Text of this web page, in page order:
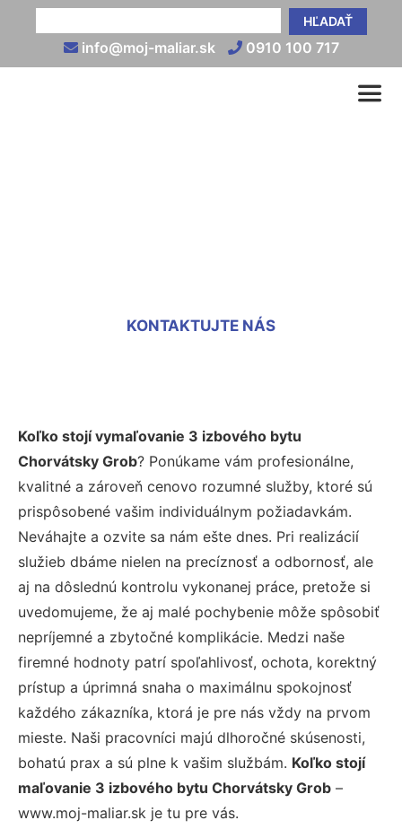
HĽADAŤ
info@moj-maliar.sk 0910 100 717
KONTAKTUJTE NÁS
Koľko stojí vymaľovanie 3 izbového bytu
Chorvátsky Grob? Ponúkame vám profesionálne,
kvalitné a zároveň cenovo rozumné služby, ktoré sú
prispôsobené vašim individuálnym požiadavkám.
Neváhajte a ozvite sa nám ešte dnes. Pri realizácií
služieb dbáme nielen na precíznosť a odbornosť, ale
aj na dôslednú kontrolu vykonanej práce, pretože si
uvedomujeme, že aj malé pochybenie môže spôsobiť
nepríjemné a zbytočné komplikácie. Medzi naše
firemné hodnoty patrí spoľahlivosť, ochota, korektný
prístup a úprimná snaha o maximálnu spokojnosť
každého zákazníka, ktorá je pre nás vždy na prvom
mieste. Naši pracovníci majú dlhoročné skúsenosti,
bohatú prax a sú plne k vašim službám. Koľko stojí
maľovanie 3 izbového bytu Chorvátsky Grob –
www.moj-maliar.sk je tu pre vás.